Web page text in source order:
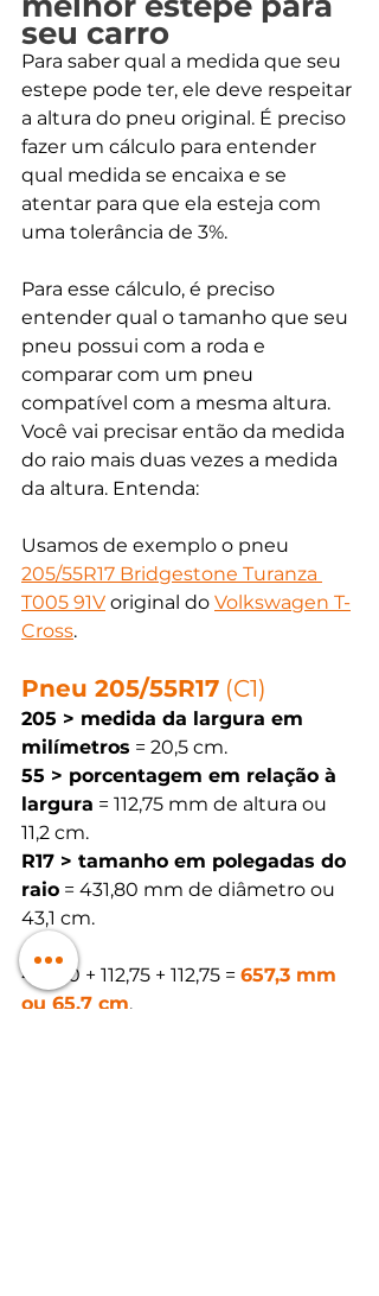
seu carro
Para saber qual a medida que seu
estepe pode ter, ele deve respeitar
a altura do pneu original. É preciso
fazer um cálculo para entender
qual medida se encaixa e se
atentar para que ela esteja com
uma tolerância de 3%.
Para esse cálculo, é preciso
entender qual o tamanho que seu
pneu possui com a roda e
comparar com um pneu
compatível com a mesma altura.
Você vai precisar então da medida
do raio mais duas vezes a medida
da altura. Entenda:
Usamos de exemplo o pneu
205/55R17 Bridgestone Turanza
T005 91V original do Volkswagen T-
Cross.
Pneu 205/55R17 (C1)
205 > medida da largura em
milímetros = 20,5 cm.
55 > porcentagem em relação à
largura = 112,75 mm de altura ou
11,2 cm.
R17 > tamanho em polegadas do
raio = 431,80 mm de diâmetro ou
43,1 cm.
431,80 + 112,75 + 112,75 = 657,3 mm
ou 65,7 cm.